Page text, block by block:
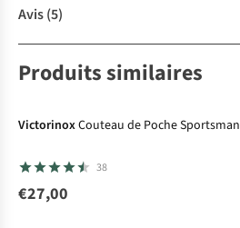
Avis(5)
Produits similaires
VictorinoxCouteau de Poche Sportsman
38
€27,00